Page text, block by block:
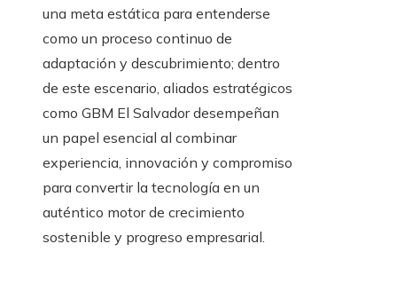
una meta estática para entenderse
como un proceso continuo de
adaptación y descubrimiento; dentro
de este escenario, aliados estratégicos
como GBM El Salvador desempeñan
un papel esencial al combinar
experiencia, innovación y compromiso
para convertir la tecnología en un
auténtico motor de crecimiento
sostenible y progreso empresarial.